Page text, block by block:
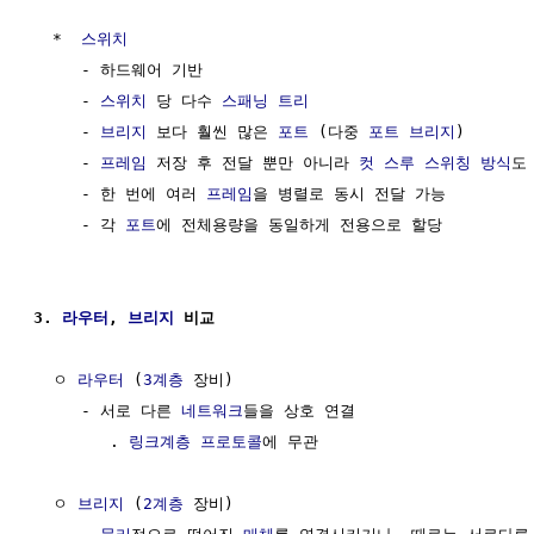
  *
스위치
     - 하드웨어 기반
     -
스위치 당 다수 스패닝 트리
     -
브리지 보다 훨씬 많은 포트 (다중 포트 브리지 )
     -
프레임 저장 후 전달 뿐만 아니라 컷 스루 스위칭 방식 도
     - 한 번에 여러
프레임 을 병렬로 동시 전달 가능
     - 각
포트에 전체용량을 동일하게 전용으로 할당
3. 라우터 , 브리지 비교
  ㅇ
라우터 (3계층 장비)
     - 서로 다른
네트워크 들을 상호 연결
        .
링크계층 프로토콜에 무관
  ㅇ
브리지 ( 2계층 장비)